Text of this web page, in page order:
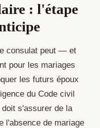
: l'étape
consulat peut — et
pour les mariages
les futurs époux
du Code civil
s'assurer de la
l'absence de mariage